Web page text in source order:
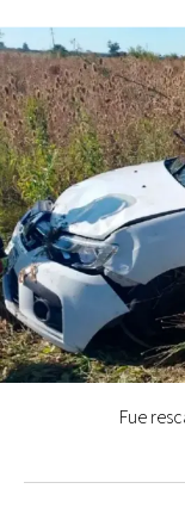
Fue